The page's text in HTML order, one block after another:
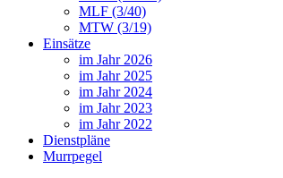
MLF (3/40)
MTW (3/19)
Einsätze
im Jahr 2026
im Jahr 2025
im Jahr 2024
im Jahr 2023
im Jahr 2022
Dienstpläne
Murrpegel